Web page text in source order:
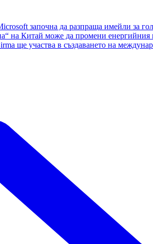
започна да разпраща имейли за
на Китай може да промени енергийния
ще участва в създаването на